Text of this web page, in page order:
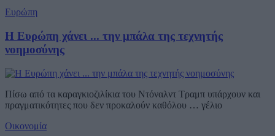
Ευρώπη
Η Ευρώπη χάνει ... την μπάλα της τεχνητής
νοημοσύνης
Πίσω από τα καραγκιοζιλίκια του Ντόναλντ Τραμπ υπάρχουν και
πραγματικότητες που δεν προκαλούν καθόλου … γέλιο
Οικονομία